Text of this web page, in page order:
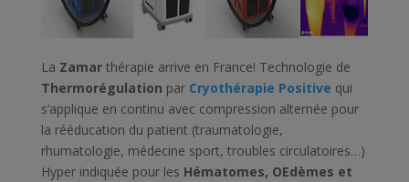
La Zamarthérapie arrive en France! Technologie de
Thermorégulation par Cryothérapie Positive qui
s’applique en continu avec compression alternée pour
la rééducation du patient (traumatologie,
rhumatologie, médecine sport, troubles circulatoires…)
Hyper indiquée pour les Hématomes, OEdèmes et